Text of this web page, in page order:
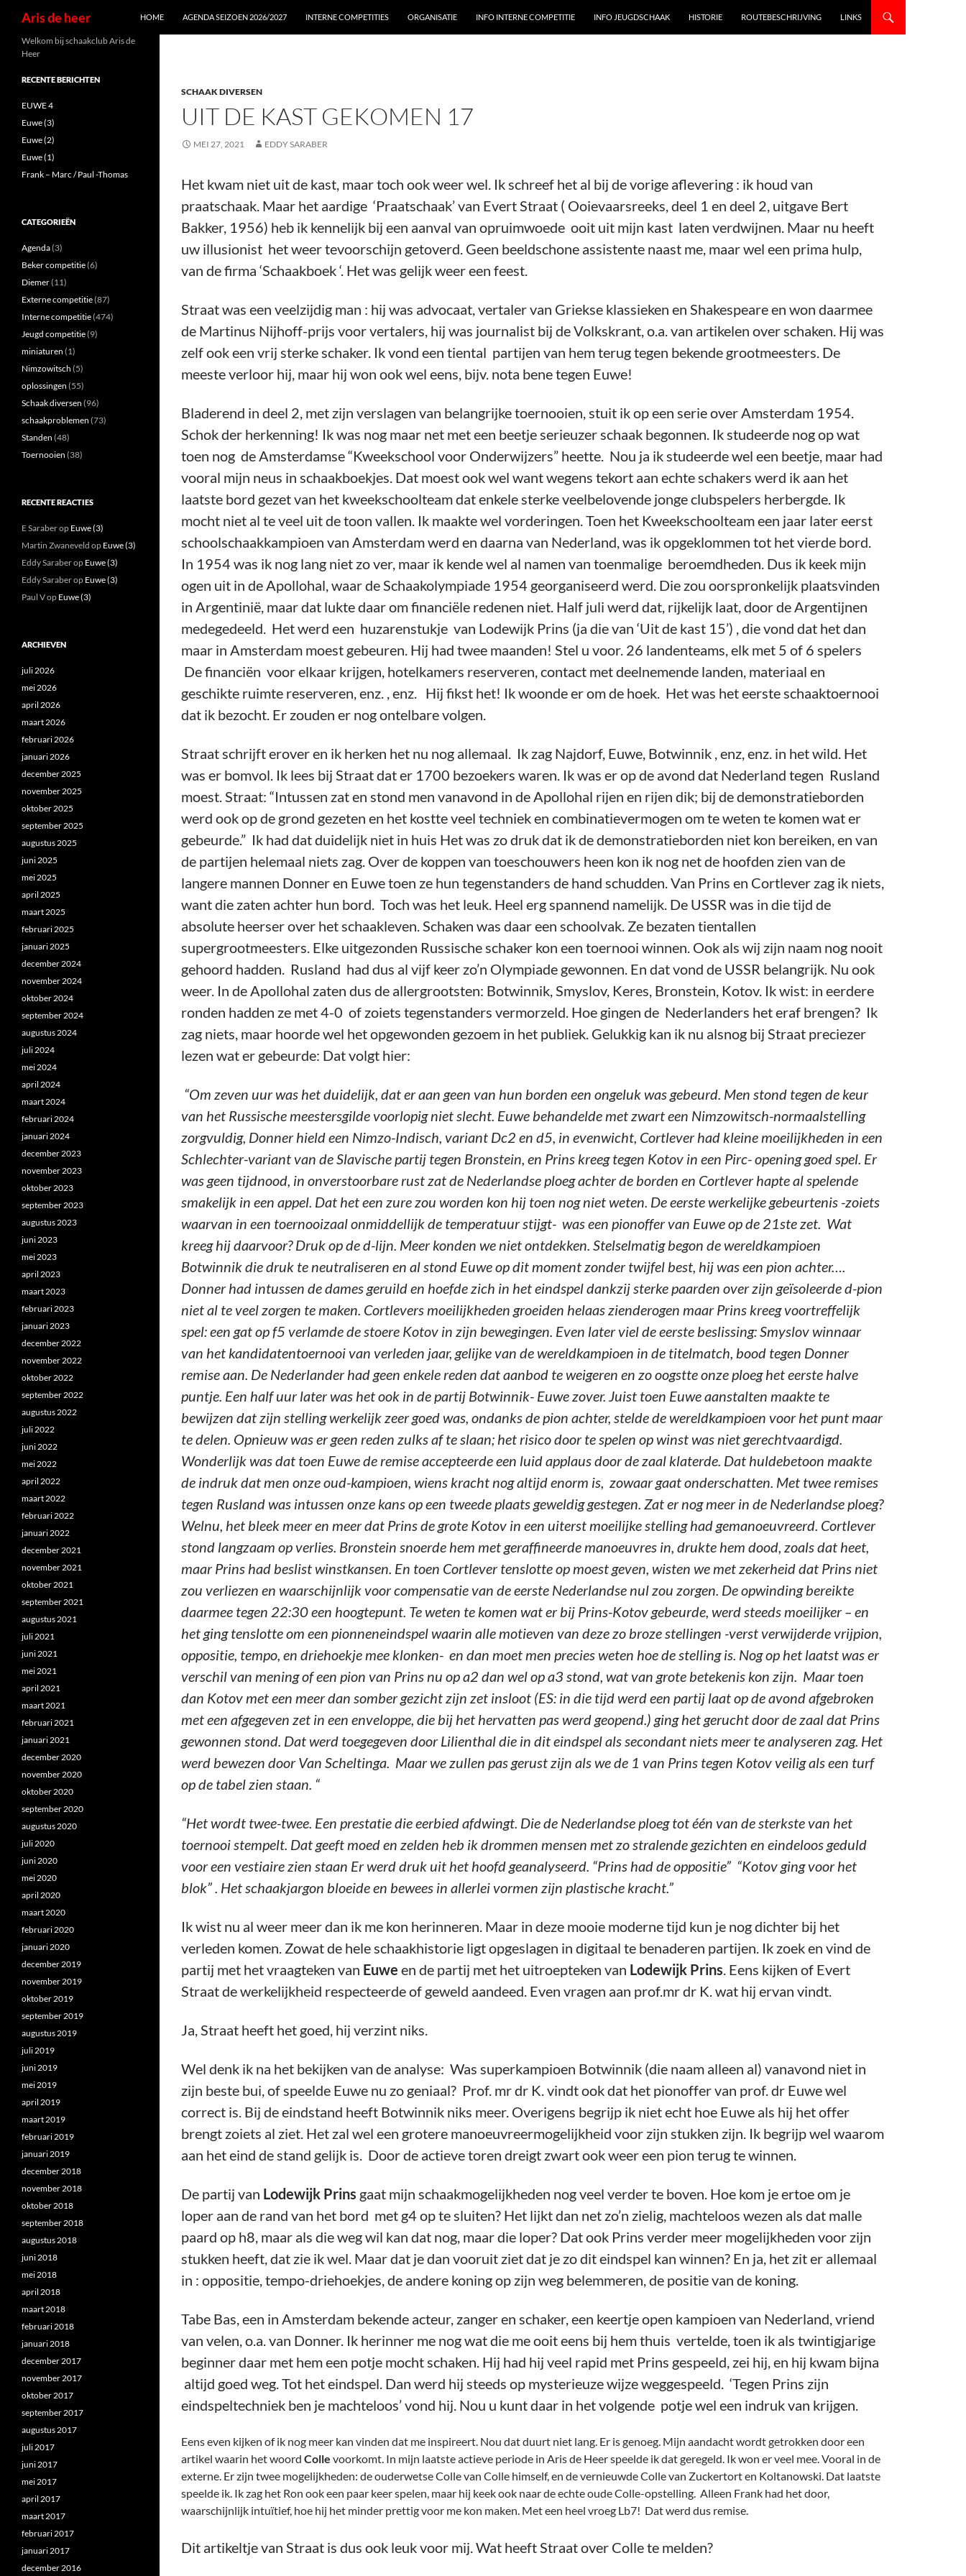
Aris de heer HOME AGENDA SEIZOEN 2026/2027 INTERNE COMPETITIES ORGANISATIE INFO INTERNE COMPETITIE INFO JEUGDSCHAAK HISTORIE ROUTEBESCHRIJVING LINKS
SCHAAK DIVERSEN
UIT DE KAST GEKOMEN 17
MEI 27, 2021 EDDY SARABER
Het kwam niet uit de kast, maar toch ook weer wel. Ik schreef het al bij de vorige aflevering : ik houd van
praatschaak. Maar het aardige ‘Praatschaak’ van Evert Straat ( Ooievaarsreeks, deel 1 en deel 2, uitgave Bert
Bakker, 1956) heb ik kennelijk bij een aanval van opruimwoede ooit uit mijn kast laten verdwijnen. Maar nu heeft
uw illusionist het weer tevoorschijn getoverd. Geen beeldschone assistente naast me, maar wel een prima hulp,
van de firma ‘Schaakboek ‘. Het was gelijk weer een feest.
Straat was een veelzijdig man : hij was advocaat, vertaler van Griekse klassieken en Shakespeare en won daarmee
de Martinus Nijhoff-prijs voor vertalers, hij was journalist bij de Volkskrant, o.a. van artikelen over schaken. Hij was
zelf ook een vrij sterke schaker. Ik vond een tiental partijen van hem terug tegen bekende grootmeesters. De
meeste verloor hij, maar hij won ook wel eens, bijv. nota bene tegen Euwe!
Bladerend in deel 2, met zijn verslagen van belangrijke toernooien, stuit ik op een serie over Amsterdam 1954.
Schok der herkenning! Ik was nog maar net met een beetje serieuzer schaak begonnen. Ik studeerde nog op wat
toen nog de Amsterdamse “Kweekschool voor Onderwijzers” heette. Nou ja ik studeerde wel een beetje, maar had
vooral mijn neus in schaakboekjes. Dat moest ook wel want wegens tekort aan echte schakers werd ik aan het
laatste bord gezet van het kweekschoolteam dat enkele sterke veelbelovende jonge clubspelers herbergde. Ik
mocht niet al te veel uit de toon vallen. Ik maakte wel vorderingen. Toen het Kweekschoolteam een jaar later eerst
schoolschaakkampioen van Amsterdam werd en daarna van Nederland, was ik opgeklommen tot het vierde bord.
In 1954 was ik nog lang niet zo ver, maar ik kende wel al namen van toenmalige beroemdheden. Dus ik keek mijn
ogen uit in de Apollohal, waar de Schaakolympiade 1954 georganiseerd werd. Die zou oorspronkelijk plaatsvinden
in Argentinië, maar dat lukte daar om financiële redenen niet. Half juli werd dat, rijkelijk laat, door de Argentijnen
medegedeeld. Het werd een huzarenstukje van Lodewijk Prins (ja die van ‘Uit de kast 15’) , die vond dat het dan
maar in Amsterdam moest gebeuren. Hij had twee maanden! Stel u voor. 26 landenteams, elk met 5 of 6 spelers
De financiën voor elkaar krijgen, hotelkamers reserveren, contact met deelnemende landen, materiaal en
geschikte ruimte reserveren, enz. , enz. Hij fikst het! Ik woonde er om de hoek. Het was het eerste schaaktoernooi
dat ik bezocht. Er zouden er nog ontelbare volgen.
Straat schrijft erover en ik herken het nu nog allemaal. Ik zag Najdorf, Euwe, Botwinnik , enz, enz. in het wild. Het
was er bomvol. Ik lees bij Straat dat er 1700 bezoekers waren. Ik was er op de avond dat Nederland tegen Rusland
moest. Straat: “Intussen zat en stond men vanavond in de Apollohal rijen en rijen dik; bij de demonstratieborden
werd ook op de grond gezeten en het kostte veel techniek en combinatievermogen om te weten te komen wat er
gebeurde.” Ik had dat duidelijk niet in huis Het was zo druk dat ik de demonstratieborden niet kon bereiken, en van
de partijen helemaal niets zag. Over de koppen van toeschouwers heen kon ik nog net de hoofden zien van de
langere mannen Donner en Euwe toen ze hun tegenstanders de hand schudden. Van Prins en Cortlever zag ik niets,
want die zaten achter hun bord. Toch was het leuk. Heel erg spannend namelijk. De USSR was in die tijd de
absolute heerser over het schaakleven. Schaken was daar een schoolvak. Ze bezaten tientallen
supergrootmeesters. Elke uitgezonden Russische schaker kon een toernooi winnen. Ook als wij zijn naam nog nooit
gehoord hadden. Rusland had dus al vijf keer zo’n Olympiade gewonnen. En dat vond de USSR belangrijk. Nu ook
weer. In de Apollohal zaten dus de allergrootsten: Botwinnik, Smyslov, Keres, Bronstein, Kotov. Ik wist: in eerdere
ronden hadden ze met 4-0 of zoiets tegenstanders vermorzeld. Hoe gingen de Nederlanders het eraf brengen? Ik
zag niets, maar hoorde wel het opgewonden gezoem in het publiek. Gelukkig kan ik nu alsnog bij Straat preciezer
lezen wat er gebeurde: Dat volgt hier:
“Om zeven uur was het duidelijk, dat er aan geen van hun borden een ongeluk was gebeurd. Men stond tegen de keur
van het Russische meestersgilde voorlopig niet slecht. Euwe behandelde met zwart een Nimzowitsch-normaalstelling
zorgvuldig, Donner hield een Nimzo-Indisch, variant Dc2 en d5, in evenwicht, Cortlever had kleine moeilijkheden in een
Schlechter-variant van de Slavische partij tegen Bronstein, en Prins kreeg tegen Kotov in een Pirc- opening goed spel. Er
was geen tijdnood, in onverstoorbare rust zat de Nederlandse ploeg achter de borden en Cortlever hapte al spelende
smakelijk in een appel. Dat het een zure zou worden kon hij toen nog niet weten. De eerste werkelijke gebeurtenis -zoiets
waarvan in een toernooizaal onmiddellijk de temperatuur stijgt- was een pionoffer van Euwe op de 21ste zet. Wat
kreeg hij daarvoor? Druk op de d-lijn. Meer konden we niet ontdekken. Stelselmatig begon de wereldkampioen
Botwinnik die druk te neutraliseren en al stond Euwe op dit moment zonder twijfel best, hij was een pion achter….
Donner had intussen de dames geruild en hoefde zich in het eindspel dankzij sterke paarden over zijn geïsoleerde d-pion
niet al te veel zorgen te maken. Cortlevers moeilijkheden groeiden helaas zienderogen maar Prins kreeg voortreffelijk
spel: een gat op f5 verlamde de stoere Kotov in zijn bewegingen. Even later viel de eerste beslissing: Smyslov winnaar
van het kandidatentoernooi van verleden jaar, gelijke van de wereldkampioen in de titelmatch, bood tegen Donner
remise aan. De Nederlander had geen enkele reden dat aanbod te weigeren en zo oogstte onze ploeg het eerste halve
puntje. Een half uur later was het ook in de partij Botwinnik- Euwe zover. Juist toen Euwe aanstalten maakte te
bewijzen dat zijn stelling werkelijk zeer goed was, ondanks de pion achter, stelde de wereldkampioen voor het punt maar
te delen. Opnieuw was er geen reden zulks af te slaan; het risico door te spelen op winst was niet gerechtvaardigd.
Wonderlijk was dat toen Euwe de remise accepteerde een luid applaus door de zaal klaterde. Dat huldebetoon maakte
de indruk dat men onze oud-kampioen, wiens kracht nog altijd enorm is, zowaar gaat onderschatten. Met twee remises
tegen Rusland was intussen onze kans op een tweede plaats geweldig gestegen. Zat er nog meer in de Nederlandse ploeg?
Welnu, het bleek meer en meer dat Prins de grote Kotov in een uiterst moeilijke stelling had gemanoeuvreerd. Cortlever
stond langzaam op verlies. Bronstein snoerde hem met geraffineerde manoeuvres in, drukte hem dood, zoals dat heet,
maar Prins had beslist winstkansen. En toen Cortlever tenslotte op moest geven, wisten we met zekerheid dat Prins niet
zou verliezen en waarschijnlijk voor compensatie van de eerste Nederlandse nul zou zorgen. De opwinding bereikte
daarmee tegen 22:30 een hoogtepunt. Te weten te komen wat er bij Prins-Kotov gebeurde, werd steeds moeilijker – en
het ging tenslotte om een pionneneindspel waarin alle motieven van deze zo broze stellingen -verst verwijderde vrijpion,
oppositie, tempo, en driehoekje mee klonken- en dan moet men precies weten hoe de stelling is. Nog op het laatst was er
verschil van mening of een pion van Prins nu op a2 dan wel op a3 stond, wat van grote betekenis kon zijn. Maar toen
dan Kotov met een meer dan somber gezicht zijn zet insloot (ES: in die tijd werd een partij laat op de avond afgebroken
met een afgegeven zet in een enveloppe, die bij het hervatten pas werd geopend.) ging het gerucht door de zaal dat Prins
gewonnen stond. Dat werd toegegeven door Lilienthal die in dit eindspel als secondant niets meer te analyseren zag. Het
werd bewezen door Van Scheltinga. Maar we zullen pas gerust zijn als we de 1 van Prins tegen Kotov veilig als een turf
op de tabel zien staan. “
“Het wordt twee-twee. Een prestatie die eerbied afdwingt. Die de Nederlandse ploeg tot één van de sterkste van het
toernooi stempelt. Dat geeft moed en zelden heb ik drommen mensen met zo stralende gezichten en eindeloos geduld
voor een vestiaire zien staan Er werd druk uit het hoofd geanalyseerd. “Prins had de oppositie” “Kotov ging voor het
blok” . Het schaakjargon bloeide en bewees in allerlei vormen zijn plastische kracht.”
Ik wist nu al weer meer dan ik me kon herinneren. Maar in deze mooie moderne tijd kun je nog dichter bij het
verleden komen. Zowat de hele schaakhistorie ligt opgeslagen in digitaal te benaderen partijen. Ik zoek en vind de
partij met het vraagteken van Euwe en de partij met het uitroepteken van Lodewijk Prins. Eens kijken of Evert
Straat de werkelijkheid respecteerde of geweld aandeed. Even vragen aan prof.mr dr K. wat hij ervan vindt.
Ja, Straat heeft het goed, hij verzint niks.
Wel denk ik na het bekijken van de analyse: Was superkampioen Botwinnik (die naam alleen al) vanavond niet in
zijn beste bui, of speelde Euwe nu zo geniaal? Prof. mr dr K. vindt ook dat het pionoffer van prof. dr Euwe wel
correct is. Bij de eindstand heeft Botwinnik niks meer. Overigens begrijp ik niet echt hoe Euwe als hij het offer
brengt zoiets al ziet. Het zal wel een grotere manoeuvreermogelijkheid voor zijn stukken zijn. Ik begrijp wel waarom
aan het eind de stand gelijk is. Door de actieve toren dreigt zwart ook weer een pion terug te winnen.
De partij van Lodewijk Prins gaat mijn schaakmogelijkheden nog veel verder te boven. Hoe kom je ertoe om je
loper aan de rand van het bord met g4 op te sluiten? Het lijkt dan net zo’n zielig, machteloos wezen als dat malle
paard op h8, maar als die weg wil kan dat nog, maar die loper? Dat ook Prins verder meer mogelijkheden voor zijn
stukken heeft, dat zie ik wel. Maar dat je dan vooruit ziet dat je zo dit eindspel kan winnen? En ja, het zit er allemaal
in : oppositie, tempo-driehoekjes, de andere koning op zijn weg belemmeren, de positie van de koning.
Tabe Bas, een in Amsterdam bekende acteur, zanger en schaker, een keertje open kampioen van Nederland, vriend
van velen, o.a. van Donner. Ik herinner me nog wat die me ooit eens bij hem thuis vertelde, toen ik als twintigjarige
beginner daar met hem een potje mocht schaken. Hij had hij veel rapid met Prins gespeeld, zei hij, en hij kwam bijna
altijd goed weg. Tot het eindspel. Dan werd hij steeds op mysterieuze wijze weggespeeld. ‘Tegen Prins zijn
eindspeltechniek ben je machteloos’ vond hij. Nou u kunt daar in het volgende potje wel een indruk van krijgen.
Eens even kijken of ik nog meer kan vinden dat me inspireert. Nou dat duurt niet lang. Er is genoeg. Mijn aandacht wordt getrokken door een
artikel waarin het woord Colle voorkomt. In mijn laatste actieve periode in Aris de Heer speelde ik dat geregeld. Ik won er veel mee. Vooral in de
externe. Er zijn twee mogelijkheden: de ouderwetse Colle van Colle himself, en de vernieuwde Colle van Zuckertort en Koltanowski. Dat laatste
speelde ik. Ik zag het Ron ook een paar keer spelen, maar hij keek ook naar de echte oude Colle-opstelling. Alleen Frank had het door,
waarschijnlijk intuïtief, hoe hij het minder prettig voor me kon maken. Met een heel vroeg Lb7! Dat werd dus remise.
Dit artikeltje van Straat is dus ook leuk voor mij. Wat heeft Straat over Colle te melden?
Welkom bij schaakclub Aris de
Heer
RECENTE BERICHTEN
EUWE 4
Euwe (3)
Euwe (2)
Euwe (1)
Frank – Marc / Paul -Thomas
CATEGORIEËN
Agenda(3)
Beker competitie(6)
Diemer(11)
Externe competitie(87)
Interne competitie(474)
Jeugd competitie(9)
miniaturen (1)
Nimzowitsch (5)
oplossingen (55)
Schaak diversen (96)
schaakproblemen (73)
Standen (48)
Toernooien (38)
RECENTE REACTIES
E Saraberop Euwe (3)
Martin Zwaneveld op Euwe (3)
Eddy Saraberop Euwe (3)
Eddy Saraberop Euwe (3)
Paul Vop Euwe (3)
ARCHIEVEN
juli 2026
mei 2026
april 2026
maart 2026
februari 2026
januari 2026
december 2025
november 2025
oktober 2025
september 2025
augustus 2025
juni 2025
mei 2025
april 2025
maart 2025
februari 2025
januari 2025
december 2024
november 2024
oktober 2024
september 2024
augustus 2024
juli 2024
mei 2024
april 2024
maart 2024
februari 2024
januari 2024
december 2023
november 2023
oktober 2023
september 2023
augustus 2023
juni 2023
mei 2023
april 2023
maart 2023
februari 2023
januari 2023
december 2022
november 2022
oktober 2022
september 2022
augustus 2022
juli 2022
juni 2022
mei 2022
april 2022
maart 2022
februari 2022
januari 2022
december 2021
november 2021
oktober 2021
september 2021
augustus 2021
juli 2021
juni 2021
mei 2021
april 2021
maart 2021
februari 2021
januari 2021
december 2020
november 2020
oktober 2020
september 2020
augustus 2020
juli 2020
juni 2020
mei 2020
april 2020
maart 2020
februari 2020
januari 2020
december 2019
november 2019
oktober 2019
september 2019
augustus 2019
juli 2019
juni 2019
mei 2019
april 2019
maart 2019
februari 2019
januari 2019
december 2018
november 2018
oktober 2018
september 2018
augustus 2018
juni 2018
mei 2018
april 2018
maart 2018
februari 2018
januari 2018
december 2017
november 2017
oktober 2017
september 2017
augustus 2017
juli 2017
juni 2017
mei 2017
april 2017
maart 2017
februari 2017
januari 2017
december 2016